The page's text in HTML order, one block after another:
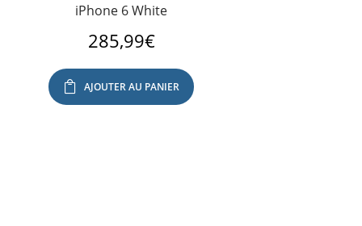
iPhone 6 White
285,99€
AJOUTER AU PANIER